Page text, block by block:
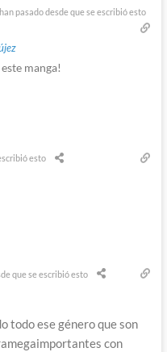
pasado desde que se escribió esto
manga!
esto
que se escribió esto
todo ese género que son
con